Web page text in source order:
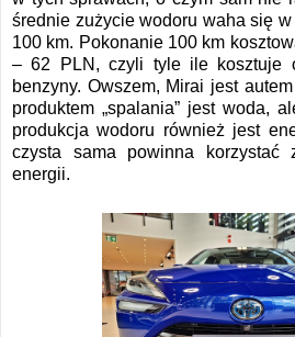
średnie zużycie wodoru waha się
100 km. Pokonanie 100 km
– 62 PLN, czyli tyle ile kosztuje
benzyny. Owszem, Mirai jest
produktem „spalania” jest woda,
produkcja wodoru również jest
czysta sama powinna korzystać
energii.